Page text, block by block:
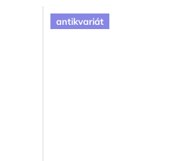
antikvariát